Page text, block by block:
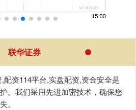
联华证券
配资114平台,实盘配资,资金安全是
。我们采用先进加密技术，确保您
。